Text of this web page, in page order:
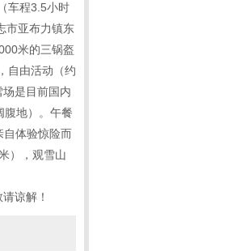
（车程3.5小时
市亚布力镇东
米的三锅盔
自由活动（约
是目前国内
腹地）。午餐
自体验惊险而
），观雪山
谅解！